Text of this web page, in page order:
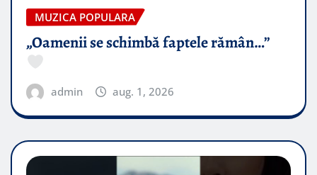
MUZICA POPULARA
„Oamenii se schimbă faptele rămân…”
admin aug. 1, 2026